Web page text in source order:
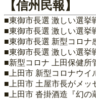
【信州民報】
■東御市長選 激しい選挙
■東御市長選 激しい選挙
■東御市長選 新型コロナ
■東御市長選 激しい選挙
■新型コロナ 上田保健所
■上田市 新型コロナウイ
■上田市 土屋市長がメッ
■上田市 沓掛酒造『幻の